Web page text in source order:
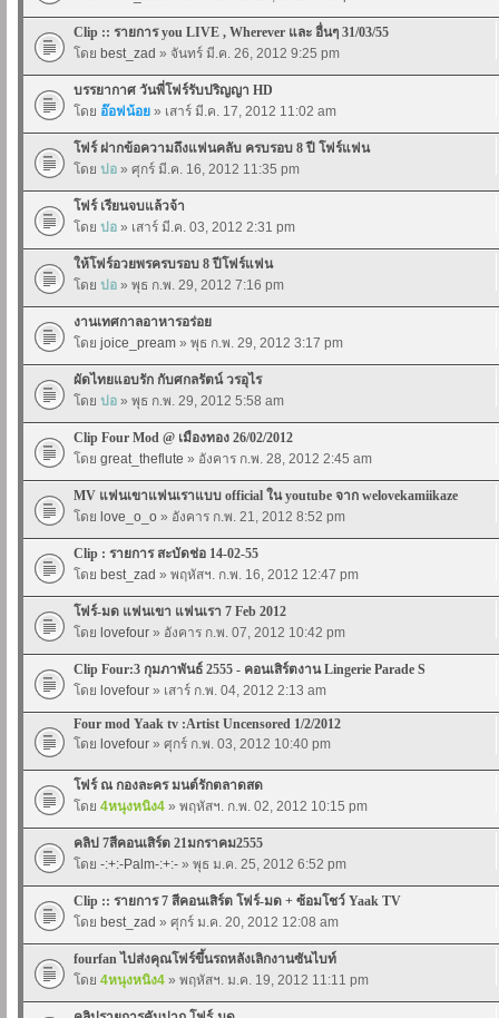
Clip :: รายการ you LIVE , Wherever และ อื่นๆ 31/03/55
โดย best_zad » จันทร์ มี.ค. 26, 2012 9:25 pm
บรรยากาศ วันพี่โฟร์รับปริญญา HD
โดย อ๊อฟน้อย » เสาร์ มี.ค. 17, 2012 11:02 am
โฟร์ ฝากข้อความถึงแฟนคลับ ครบรอบ 8 ปี โฟร์แฟน
โดย ปอ » ศุกร์ มี.ค. 16, 2012 11:35 pm
โฟร์ เรียนจบแล้วจ้า
โดย ปอ » เสาร์ มี.ค. 03, 2012 2:31 pm
ให้โฟร์อวยพรครบรอบ 8 ปีโฟร์แฟน
โดย ปอ » พุธ ก.พ. 29, 2012 7:16 pm
งานเทศกาลอาหารอร่อย
โดย joice_pream » พุธ ก.พ. 29, 2012 3:17 pm
ผัดไทยแอบรัก กับศกลรัตน์ วรอุไร
โดย ปอ » พุธ ก.พ. 29, 2012 5:58 am
Clip Four Mod @ เมืองทอง 26/02/2012
โดย great_theflute » อังคาร ก.พ. 28, 2012 2:45 am
MV แฟนเขาแฟนเราแบบ official ใน youtube จาก welovekamiikaze
โดย love_o_o » อังคาร ก.พ. 21, 2012 8:52 pm
Clip : รายการ สะบัดช่อ 14-02-55
โดย best_zad » พฤหัสฯ. ก.พ. 16, 2012 12:47 pm
โฟร์-มด แฟนเขา แฟนเรา 7 Feb 2012
โดย lovefour » อังคาร ก.พ. 07, 2012 10:42 pm
Clip Four:3 กุมภาพันธ์ 2555 - คอนเสิร์ตงาน Lingerie Parade S
โดย lovefour » เสาร์ ก.พ. 04, 2012 2:13 am
Four mod Yaak tv :Artist Uncensored 1/2/2012
โดย lovefour » ศุกร์ ก.พ. 03, 2012 10:40 pm
โฟร์ ณ กองละคร มนต์รักตลาดสด
โดย 4หนุงหนิง4 » พฤหัสฯ. ก.พ. 02, 2012 10:15 pm
คลิป 7สีคอนเสิร์ต 21มกราคม2555
โดย -:+:-Palm-:+:- » พุธ ม.ค. 25, 2012 6:52 pm
Clip :: รายการ 7 สีคอนเสิร์ต โฟร์-มด + ซ้อมโชว์ Yaak TV
โดย best_zad » ศุกร์ ม.ค. 20, 2012 12:08 am
fourfan ไปส่งคุณโฟร์ขึ้นรถหลังเลิกงานซันไบท์
โดย 4หนุงหนิง4 » พฤหัสฯ. ม.ค. 19, 2012 11:11 pm